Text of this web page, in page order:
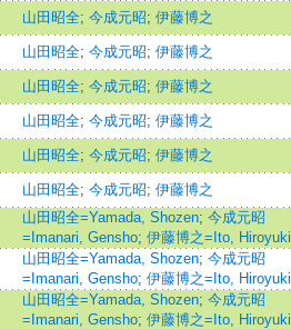
山田昭全; 今成元昭; 伊藤博之
山田昭全; 今成元昭; 伊藤博之
山田昭全; 今成元昭; 伊藤博之
山田昭全; 今成元昭; 伊藤博之
山田昭全; 今成元昭; 伊藤博之
山田昭全; 今成元昭; 伊藤博之
山田昭全=Yamada, Shozen; 今成元昭
=Imanari, Gensho; 伊藤博之=Ito, Hiroyuki
山田昭全=Yamada, Shozen; 今成元昭
=Imanari, Gensho; 伊藤博之=Ito, Hiroyuki
山田昭全=Yamada, Shozen; 今成元昭
=Imanari, Gensho; 伊藤博之=Ito, Hiroyuki